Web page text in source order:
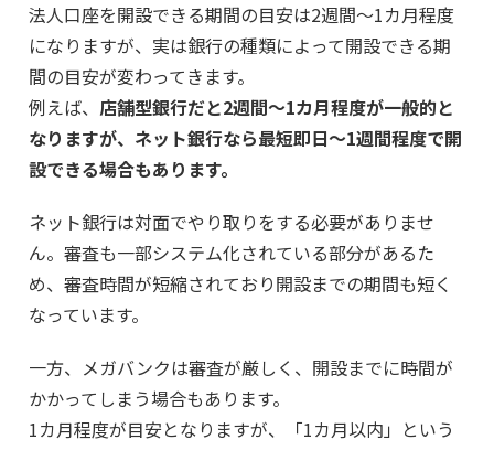
法人口座を開設できる期間の目安は2週間～1カ月程度
になりますが、実は銀行の種類によって開設できる期
間の目安が変わってきます。
例えば、 店舗型銀行だと2週間～1カ月程度が一般的と
なりますが、ネット銀行なら最短即日～1週間程度で開
設できる場合もあります。
ネット銀行は対面でやり取りをする必要がありませ
ん。審査も一部システム化されている部分があるた
め、審査時間が短縮されており開設までの期間も短く
なっています。
一方、メガバンクは審査が厳しく、開設までに時間が
かかってしまう場合もあります。
1カ月程度が目安となりますが、「1カ月以内」という